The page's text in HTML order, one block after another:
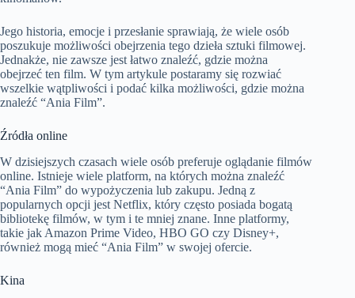
Jego historia, emocje i przesłanie sprawiają, że wiele osób
poszukuje możliwości obejrzenia tego dzieła sztuki filmowej.
Jednakże, nie zawsze jest łatwo znaleźć, gdzie można
obejrzeć ten film. W tym artykule postaramy się rozwiać
wszelkie wątpliwości i podać kilka możliwości, gdzie można
znaleźć “Ania Film”.
Źródła online
W dzisiejszych czasach wiele osób preferuje oglądanie filmów
online. Istnieje wiele platform, na których można znaleźć
“Ania Film” do wypożyczenia lub zakupu. Jedną z
popularnych opcji jest Netflix, który często posiada bogatą
bibliotekę filmów, w tym i te mniej znane. Inne platformy,
takie jak Amazon Prime Video, HBO GO czy Disney+,
również mogą mieć “Ania Film” w swojej ofercie.
Kina